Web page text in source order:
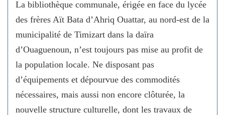
La bibliothèque communale, érigée en face du lycée
des frères Aït Bata d’Ahriq Ouattar, au nord-est de la
municipalité de Timizart dans la daïra
d’Ouaguenoun, n’est toujours pas mise au profit de
la population locale. Ne disposant pas
d’équipements et dépourvue des commodités
nécessaires, mais aussi non encore clôturée, la
nouvelle structure culturelle, dont les travaux de